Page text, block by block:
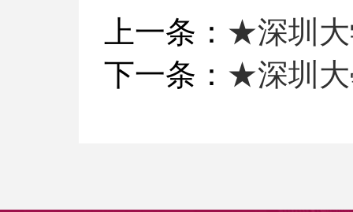
上一条： ★深圳大
下一条： ★深圳大